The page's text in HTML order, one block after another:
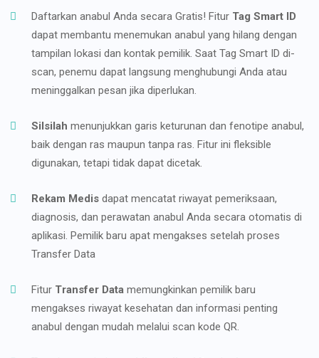
Daftarkan anabul Anda secara Gratis! Fitur Tag Smart ID
dapat membantu menemukan anabul yang hilang dengan
tampilan lokasi dan kontak pemilik. Saat Tag Smart ID di-
scan, penemu dapat langsung menghubungi Anda atau
meninggalkan pesan jika diperlukan.
Silsilah menunjukkan garis keturunan dan fenotipe anabul,
baik dengan ras maupun tanpa ras. Fitur ini fleksible
digunakan, tetapi tidak dapat dicetak.
Rekam Medis dapat mencatat riwayat pemeriksaan,
diagnosis, dan perawatan anabul Anda secara otomatis di
aplikasi. Pemilik baru apat mengakses setelah proses
Transfer Data
Fitur Transfer Data memungkinkan pemilik baru
mengakses riwayat kesehatan dan informasi penting
anabul dengan mudah melalui scan kode QR.